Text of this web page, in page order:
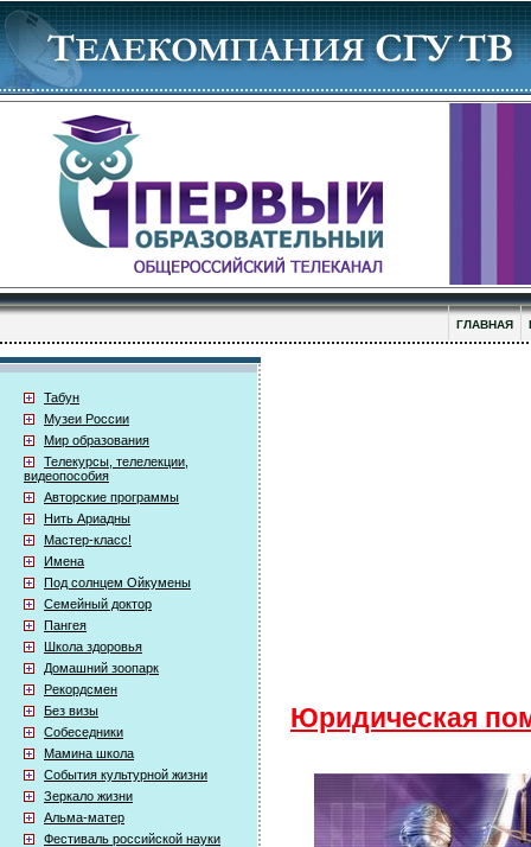
ГЛАВНАЯ
Табун
Музеи России
Мир образования
Телекурсы, телелекции,
видеопособия
Авторские программы
Нить Ариадны
Мастер-класс!
Имена
Под солнцем Ойкумены
Семейный доктор
Пангея
Школа здоровья
Домашний зоопарк
Рекордсмен
Без визы
Собеседники
Мамина школа
События культурной жизни
Зеркало жизни
Альма-матер
Фестиваль российской науки
Юридическая